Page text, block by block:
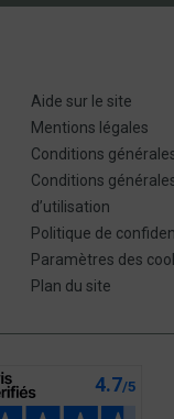
Aide sur le site
Mentions légales
Conditions
Conditions
d’utilisation
Politique de
Paramètres des
Plan du site